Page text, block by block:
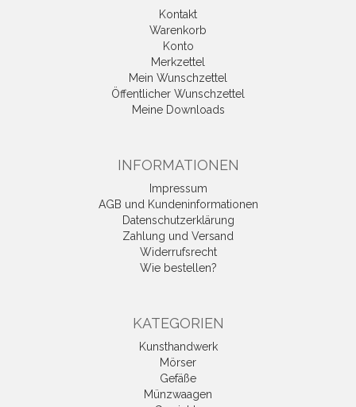
Kontakt
Warenkorb
Konto
Merkzettel
Mein Wunschzettel
Öffentlicher Wunschzettel
Meine Downloads
INFORMATIONEN
Impressum
AGB und Kundeninformationen
Datenschutzerklärung
Zahlung und Versand
Widerrufsrecht
Wie bestellen?
KATEGORIEN
Kunsthandwerk
Mörser
Gefäße
Münzwaagen